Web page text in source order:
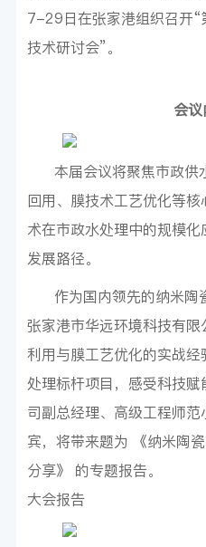
7-29日在张家港组织召开“
技术研讨会”。
会
本届会议将聚焦市政供
回用、膜技术工艺优化等
术在市政水处理中的规模
发展路径。
作为国内领先的纳米陶
张家港市华远环境科技有
利用与膜工艺优化的实战
处理标杆项目，感受科技
司副总经理、高级工程师
宾，将带来题为 《纳米陶
分享》 的专题报告。
大会报告